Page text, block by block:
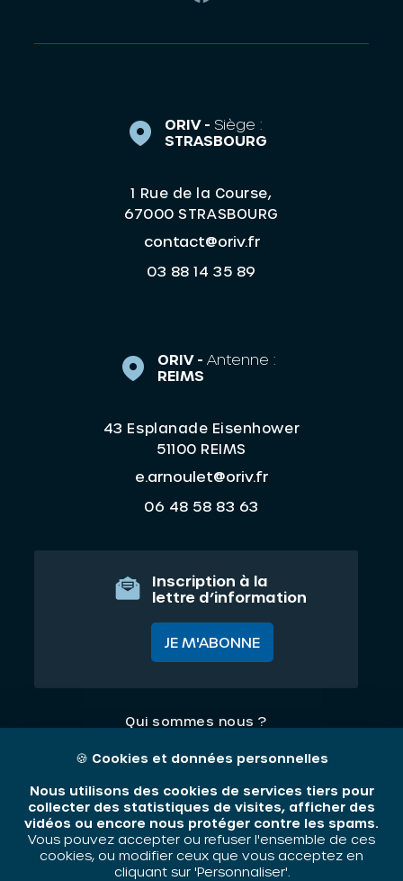
ORIV - Siège :
STRASBOURG
1 Rue de la Course,
67000 STRASBOURG
contact@oriv.fr
03 88 14 35 89
ORIV - Antenne :
REIMS
43 Esplanade Eisenhower
51100 REIMS
e.arnoulet@oriv.fr
06 48 58 83 63
Inscription à la
lettre d’information
JE M'ABONNE
Qui sommes nous ?
Nos thématiques
Mentions légales
🍪 Cookies et données personnelles
Nous utilisons des cookies de services tiers pour
collecter des statistiques de visites, afficher des
vidéos ou encore nous protéger contre les spams.
Vous pouvez accepter ou refuser l'ensemble de ces
cookies, ou modifier ceux que vous acceptez en
cliquant sur 'Personnaliser'.